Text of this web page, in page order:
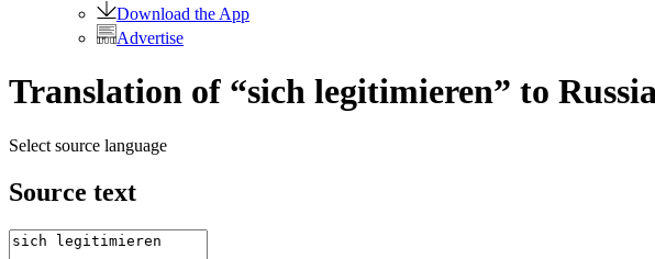
Download the App
Advertise
Translation of “sich legitimieren” to
Select source language
Source text